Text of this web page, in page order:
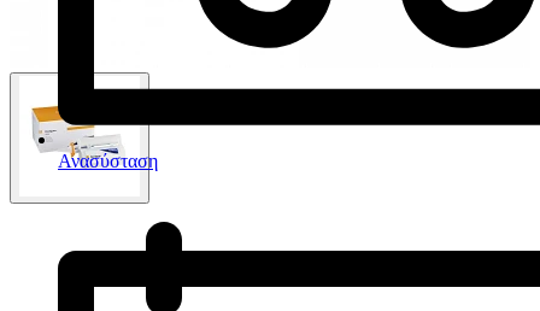
Ανασύσταση